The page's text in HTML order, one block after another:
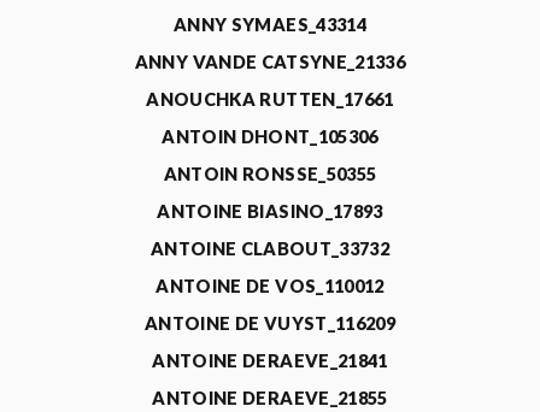
ANNY SYMAES_43314
ANNY VANDE CATSYNE_21336
ANOUCHKA RUTTEN_17661
ANTOIN DHONT_105306
ANTOIN RONSSE_50355
ANTOINE BIASINO_17893
ANTOINE CLABOUT_33732
ANTOINE DE VOS_110012
ANTOINE DE VUYST_116209
ANTOINE DERAEVE_21841
ANTOINE DERAEVE_21855